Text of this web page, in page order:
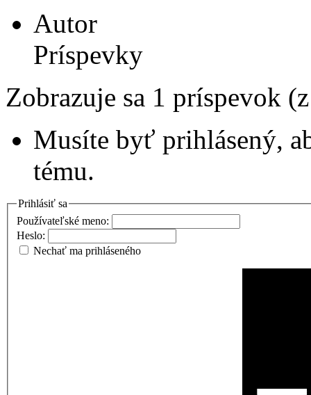
Autor
Príspevky
Zobrazuje sa 1 príspevok
Musíte byť prihlásený,
tému.
Prihlásiť sa
Používateľské meno:
Heslo:
Nechať ma prihláseného